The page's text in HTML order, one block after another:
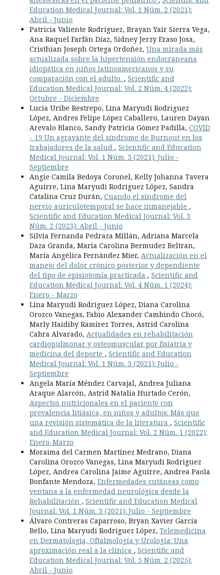
Education Medical Journal: Vol. 1 Núm. 2 (2021):
Abril - Junio
Patricia Valiente Rodriguez, Brayan Yair Sierra Vega,
Ana Raquel Farfán Díaz, Sidney Jerzy Eraso Josa,
Cristhian Joseph Ortega Ordoñez, Una mirada más
actualizada sobre la hipertensión endocraneana
idiopática en niños latinoamericanos y su
comparación con el adulto. , Scientific and
Education Medical Journal: Vol. 2 Núm. 4 (2022):
Octubre - Diciembre
Lucia Uribe Restrepo, Lina Maryudi Rodriguez
López, Andres Felipe López Caballero, Lauren Dayan
Arevalo Blanco, Sandy Patricia Gómez Padilla, COVID
- 19 Un agravante del síndrome de Burnout en los
trabajadores de la salud , Scientific and Education
Medical Journal: Vol. 1 Núm. 3 (2021): Julio -
Septiembre
Angie Camila Bedoya Coronel, Kelly Johanna Tavera
Aguirre, Lina Maryudi Rodriguez López, Sandra
Catalina Cruz Durán, Cuando el síndrome del
nervio auriculotemporal se hace inmanejable ,
Scientific and Education Medical Journal: Vol. 3
Núm. 2 (2023): Abril - Junio
Silvia Fernanda Pedraza Millán, Adriana Marcela
Daza Granda, Maria Carolina Bermudez Beltran,
María Angélica Fernández Mier, Actualización en el
manejo del dolor crónico posterior y dependiente
del tipo de episiotomía practicada , Scientific and
Education Medical Journal: Vol. 4 Núm. 1 (2024):
Enero - Marzo
Lina Maryudi Rodriguez López, Diana Carolina
Orozco Vanegas, Fabio Alexander Cambindo Chocó,
Marly Haidiby Ramírez Torres, Astrid Carolina
Cabra Alvarado, Actualidades en rehabilitación
cardiopulmonar y osteomuscular por fisiatría y
medicina del deporte , Scientific and Education
Medical Journal: Vol. 1 Núm. 3 (2021): Julio -
Septiembre
Angela María Méndez Carvajal, Andrea Juliana
Araque Alarcón, Astrid Natalia Hurtado Cerón,
Aspectos nutricionales en el paciente con
prevalencia litiásica, en niños y adultos: Más que
una revisión sistemática de la literatura , Scientific
and Education Medical Journal: Vol. 2 Núm. 1 (2022):
Enero-Marzo
Moraima del Carmen Martínez Medrano, Diana
Carolina Orozco Vanegas, Lina Maryudi Rodriguez
López, Andrea Carolina Jaime Aguirre, Andrea Paola
Bonfante Mendoza, Enfermedades cutáneas como
ventana a la enfermedad neurológica desde la
Rehabilitación , Scientific and Education Medical
Journal: Vol. 1 Núm. 3 (2021): Julio - Septiembre
Álvaro Contreras Caparroso, Bryan Xavier García
Bello, Lina Maryudi Rodriguez López, Telemedicina
en Dermatología, Oftalmología y Urología: Una
aproximación real a la clínica , Scientific and
Education Medical Journal: Vol. 5 Núm. 2 (2025):
Abril - Junio